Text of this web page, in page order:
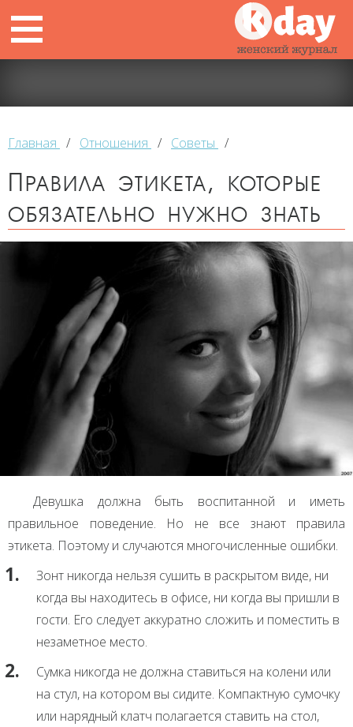
Главная / Отношения / Советы /
Правила этикета, которые
обязательно нужно знать
Девушка должна быть воспитанной и иметь
правильное поведение. Но не все знают правила
этикета. Поэтому и случаются многочисленные ошибки.
Зонт никогда нельзя сушить в раскрытом виде, ни
когда вы находитесь в офисе, ни когда вы пришли в
гости. Его следует аккуратно сложить и поместить в
незаметное место.
Сумка никогда не должна ставиться на колени или
на стул, на котором вы сидите. Компактную сумочку
или нарядный клатч полагается ставить на стол,